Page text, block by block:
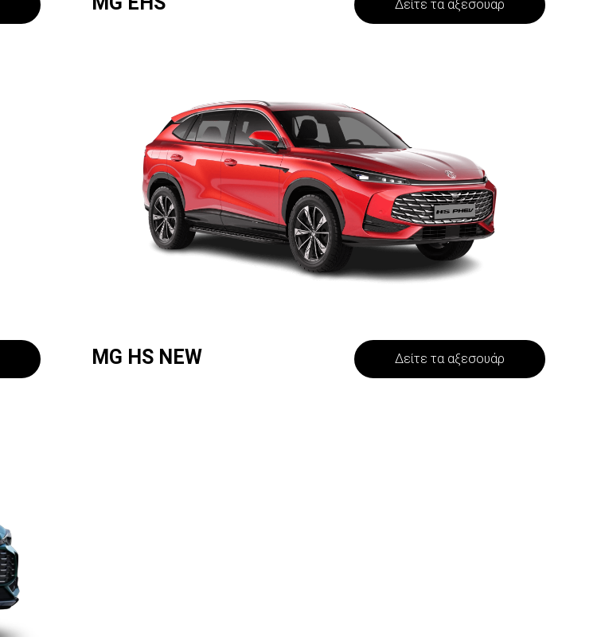
Δείτε τα αξεσουάρ
MG HS NEW Δείτε τα αξεσουάρ